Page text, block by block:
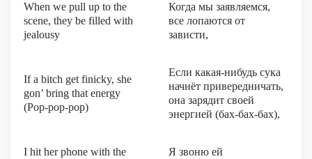
When we pull up to the
scene, they be filled with
jealousy
Когда мы заявляемся,
все лопаются от
зависти,
If a bitch get finicky, she
gon’ bring that energy
(Pop-pop-pop)
Если какая-нибудь сука
начнёт привередничать,
она зарядит своей
энергией (бах-бах-бах),
I hit her phone with the
Я звоню ей